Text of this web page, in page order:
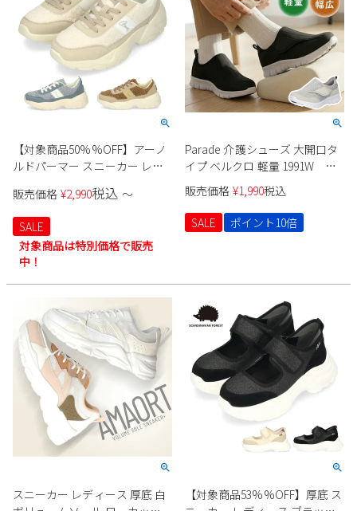
【対象商品50%%OFF】アーノ
ルドパーマー スニーカー レデ
アル シューズ ボア ボリューム
ソール ローカット AN0964 アー
ニー Arnie Arnold Palmer
販売価格 ¥2,990税込 〜
SALE
対象商品は特別価格で販売
中！
Parade 介護シューズ 大開口タ
イプ ベルクロ 軽量 1991W レ
ディース
販売価格 ¥1,990税込
SALE
ポイント10倍
スニーカー レディース 厚底 白
【対象商品53%%OFF】厚底 ス